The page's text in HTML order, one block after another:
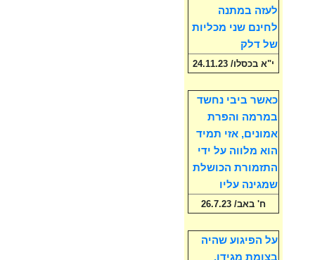
לעזה במתנה
לחינם שני מכליות
של דלק
י"א בכסלו/ 24.11.23
כאשר ביבי נחשד
במרמה והפרת
אמונים, אזי תמיד
הוא מלווה על ידי
התזמורת הכושלת
שמגינה עליו
ח' באב/ 26.7.23
על הפיגוע שהיה
בצומת מגידו,